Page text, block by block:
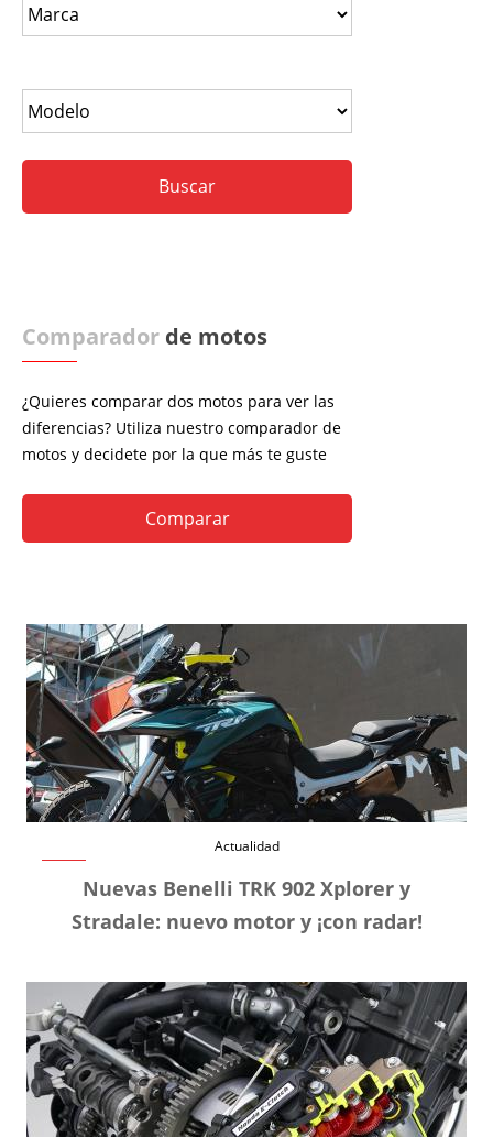
Comparador de motos
¿Quieres comparar dos motos para ver las
diferencias? Utiliza nuestro comparador de
motos y decidete por la que más te guste
Comparar
Actualidad
Nuevas Benelli TRK 902 Xplorer y
Stradale: nuevo motor y ¡con radar!